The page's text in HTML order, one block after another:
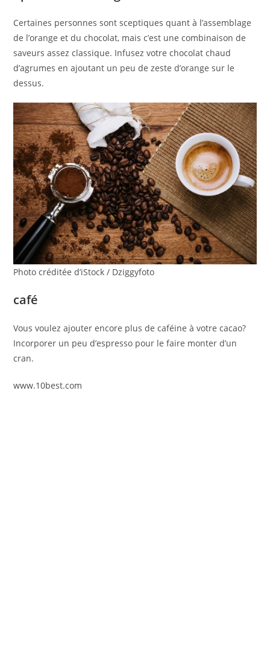
Certaines personnes sont sceptiques quant à l’assemblage
de l’orange et du chocolat, mais c’est une combinaison de
saveurs assez classique. Infusez votre chocolat chaud
d’agrumes en ajoutant un peu de zeste d’orange sur le
dessus.
Photo créditée d’iStock / Dziggyfoto
café
Vous voulez ajouter encore plus de caféine à votre cacao?
Incorporer un peu d’espresso pour le faire monter d’un
cran.
www.10best.com